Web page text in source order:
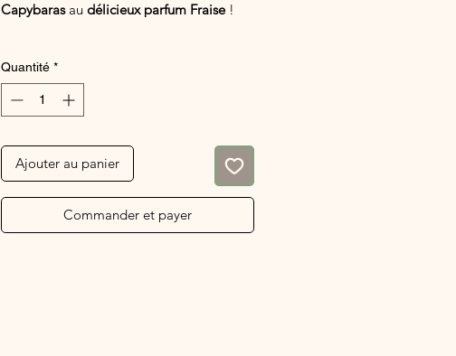
Capybarasau délicieux parfum Fraise!
crépitent ,
douce odeur sucrée
Impossible de résister !
Quantité *
Ajouter au panier
Commander et payer